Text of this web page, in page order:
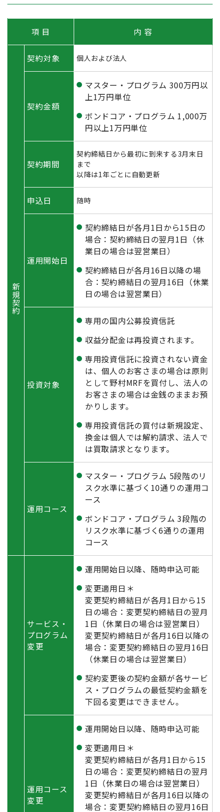
項 目 内 容
新規契約
契約対象 個人および法人
契約金額
マスター・プログラム 300万円以
上1万円単位
ボンドコア・プログラム 1,000万
円以上1万円単位
契約期間
契約締結日から最初に到来する3月末日
まで
以降は1年ごとに自動更新
申込日 随時
運用開始日
契約締結日が各月1日から15日の
場合：契約締結日の翌月1日（休
業日の場合は翌営業日）
契約締結日が各月16日以降の場
合：契約締結日の翌月16日（休業
日の場合は翌営業日）
投資対象
専用の国内公募投資信託
収益分配金は再投資されます。
専用投資信託に投資されない資金
は、個人のお客さまの場合は原則
として野村MRFを買付し、法人の
お客さまの場合は金銭のままお預
かりします。
専用投資信託の買付は新規設定、
換金は個人では解約請求、法人で
は買取請求となります。
運用コース
マスター・プログラム 5段階のリ
スク水準に基づく10通りの運用コ
ース
ボンドコア・プログラム 3段階の
リスク水準に基づく6通りの運用
コース
サービス・
プログラム
変更
運用開始日以降、随時申込可能
変更適用日＊
変更契約締結日が各月1日から15
日の場合：変更契約締結日の翌月
1日（休業日の場合は翌営業日）
変更契約締結日が各月16日以降の
場合：変更契約締結日の翌月16日
（休業日の場合は翌営業日）
契約変更後の契約金額が各サービ
ス・プログラムの最低契約金額を
下回る変更はできません。
運用コース
変更
運用開始日以降、随時申込可能
変更適用日＊
変更契約締結日が各月1日から15
日の場合：変更契約締結日の翌月
1日（休業日の場合は翌営業日）
変更契約締結日が各月16日以降の
場合：変更契約締結日の翌月16日